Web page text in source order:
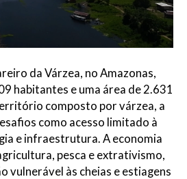
da Várzea, no Amazonas,
habitantes e uma área de 2.631
composto por várzea, a
como acesso limitado à
e infraestrutura. A economia
pesca e extrativismo,
vulnerável às cheias e estiagens